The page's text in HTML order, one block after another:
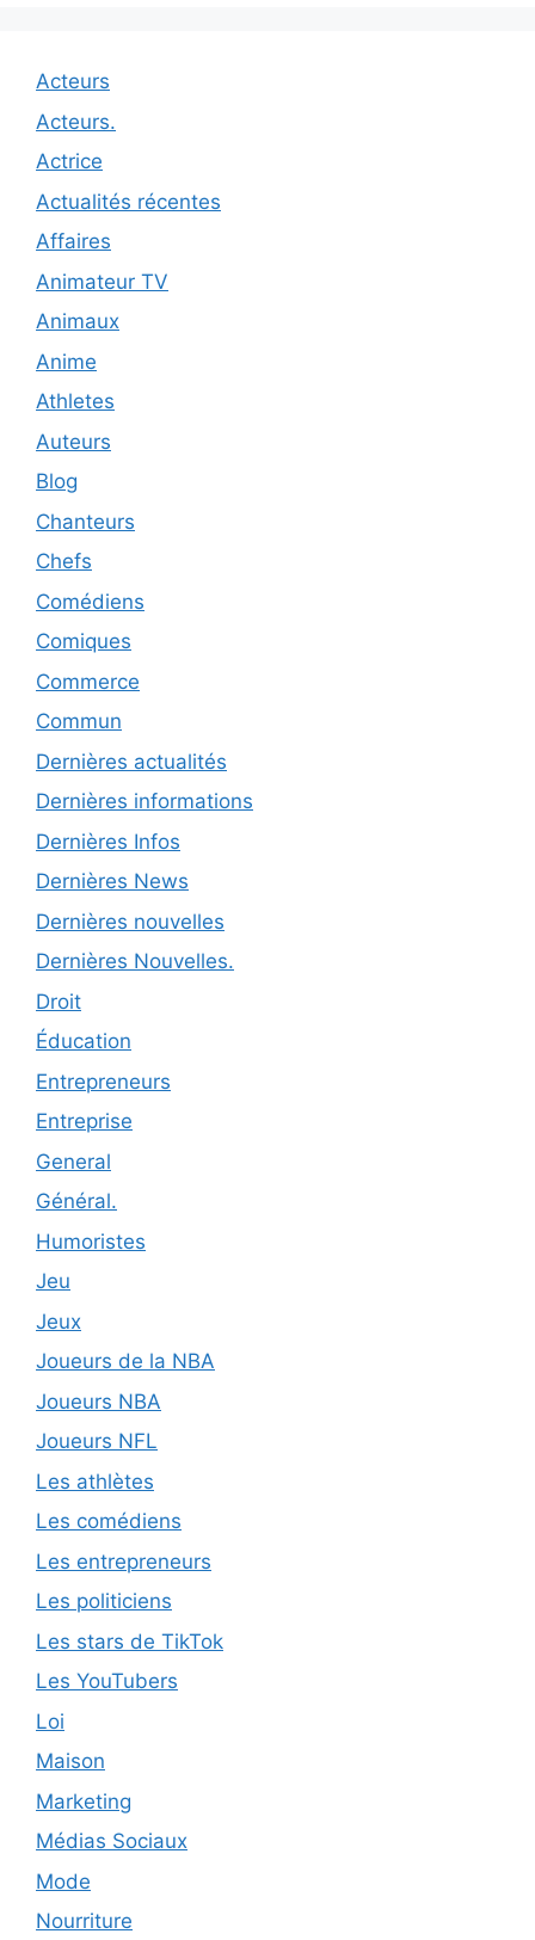
Acteurs
Acteurs.
Actrice
Actualités récentes
Affaires
Animateur TV
Animaux
Anime
Athletes
Auteurs
Blog
Chanteurs
Chefs
Comédiens
Comiques
Commerce
Commun
Dernières actualités
Dernières informations
Dernières Infos
Dernières News
Dernières nouvelles
Dernières Nouvelles.
Droit
Éducation
Entrepreneurs
Entreprise
General
Général.
Humoristes
Jeu
Jeux
Joueurs de la NBA
Joueurs NBA
Joueurs NFL
Les athlètes
Les comédiens
Les entrepreneurs
Les politiciens
Les stars de TikTok
Les YouTubers
Loi
Maison
Marketing
Médias Sociaux
Mode
Nourriture